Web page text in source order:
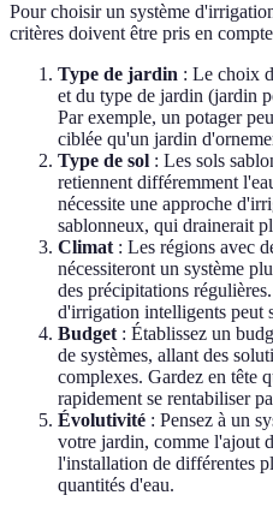
Pour choisir un système
critères doivent être pris en
Type de jardin : Le choix
et du type de jardin (jardin
Par exemple, un potager
ciblée qu'un jardin
Type de sol : Les sols
retiennent différemment
nécessite une approche
sablonneux, qui drainerait
Climat : Les régions avec
nécessiteront un système
des précipitations
d'irrigation intelligents peut
Budget : Établissez un
de systèmes, allant des
complexes. Gardez en tête
rapidement se rentabiliser
Évolutivité : Pensez à un
votre jardin, comme l'ajout
l'installation de différentes
quantités d'eau.